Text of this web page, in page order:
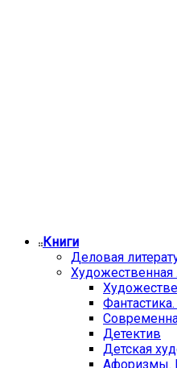
Книги
Деловая
Художественная
Детектив
Детская
Афоризмы.